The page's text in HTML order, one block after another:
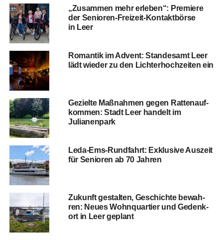
„Zusam­men mehr erle­ben“: Pre­mie­re
der Senio­ren-Frei­zeit-Kon­takt­bör­se
in Leer
Roman­tik im Advent: Stan­des­amt Leer
lädt wie­der zu den Lich­ter­hoch­zei­ten ein
Geziel­te Maß­nah­men gegen Rat­ten­auf­
kom­men: Stadt Leer han­delt im
Julianenpark
Leda-Ems-Rund­fahrt: Exklu­si­ve Aus­zeit
für Senio­ren ab 70 Jahren
Zukunft gestal­ten, Geschich­te bewah­
ren: Neu­es Wohn­quar­tier und Gedenk­
ort in Leer geplant